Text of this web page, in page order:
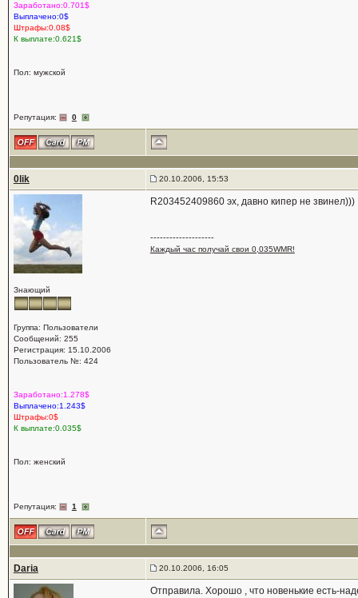
Заработано:0.701$
Выплачено:0$
Штрафы:0.08$
К выплате:0.621$
Пол: мужской
Репутация: 0
0lik 20.10.2006, 15:53
Знающий
Группа: Пользователи
Сообщений: 255
Регистрация: 15.10.2006
Пользователь №: 424
Заработано:1.278$
Выплачено:1.243$
Штрафы:0$
К выплате:0.035$
Пол: женский
Репутация: 1
R203452409860 эх, давно кипер не звинел)))
--------------------
Каждый час получай свои 0,035WMR!
Daria 20.10.2006, 16:05
Отправила. Хорошо , что новенькие есть-